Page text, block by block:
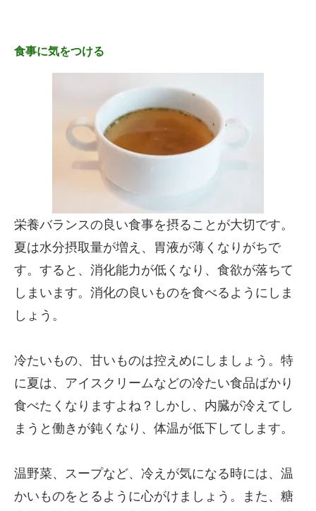
食事に気をつける
栄養バランスの良い食事を摂ることが大切です。
夏は水分摂取量が増え、胃液が薄くなりがちで
す。すると、消化能力が低くなり、食欲が落ちて
しまいます。消化の良いものを食べるようにしま
しょう。
冷たいもの、甘いものは控えめにしましょう。特
に夏は、アイスクリームなどの冷たい食品ばかり
食べたくなりますよね？しかし、内臓が冷えてし
まうと働きが鈍くなり、体温が低下してします。
温野菜、スープなど、冷えが気になる時には、温
かいものをとるように心がけましょう。また、糖